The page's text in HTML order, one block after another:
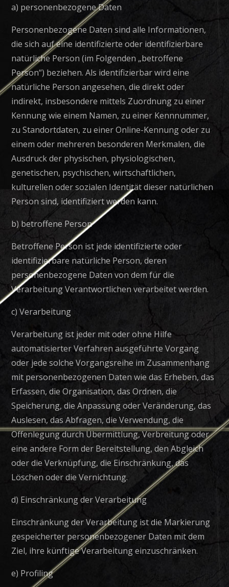
a) personenbezogene Daten
Personenbezogene Daten sind alle Informationen,
die sich auf eine identifizierte oder identifizierbare
natürliche Person (im Folgenden „betroffene
Person“) beziehen. Als identifizierbar wird eine
natürliche Person angesehen, die direkt oder
indirekt, insbesondere mittels Zuordnung zu einer
Kennung wie einem Namen, zu einer Kennnummer,
zu Standortdaten, zu einer Online-Kennung oder zu
einem oder mehreren besonderen Merkmalen, die
Ausdruck der physischen, physiologischen,
genetischen, psychischen, wirtschaftlichen,
kulturellen oder sozialen Identität dieser natürlichen
Person sind, identifiziert werden kann.
b) betroffene Person
Betroffene Person ist jede identifizierte oder
identifizierbare natürliche Person, deren
personenbezogene Daten von dem für die
Verarbeitung Verantwortlichen verarbeitet werden.
c) Verarbeitung
Verarbeitung ist jeder mit oder ohne Hilfe
automatisierter Verfahren ausgeführte Vorgang
oder jede solche Vorgangsreihe im Zusammenhang
mit personenbezogenen Daten wie das Erheben, das
Erfassen, die Organisation, das Ordnen, die
Speicherung, die Anpassung oder Veränderung, das
Auslesen, das Abfragen, die Verwendung, die
Offenlegung durch Übermittlung, Verbreitung oder
eine andere Form der Bereitstellung, den Abgleich
oder die Verknüpfung, die Einschränkung, das
Löschen oder die Vernichtung.
d) Einschränkung der Verarbeitung
Einschränkung der Verarbeitung ist die Markierung
gespeicherter personenbezogener Daten mit dem
Ziel, ihre künftige Verarbeitung einzuschränken.
e) Profiling